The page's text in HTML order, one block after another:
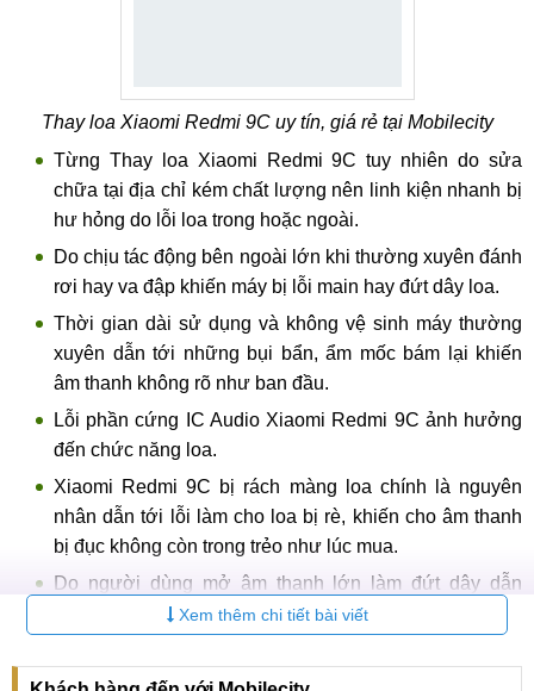
Thay loa Xiaomi Redmi 9C uy tín, giá rẻ tại Mobilecity
Từng Thay loa Xiaomi Redmi 9C tuy nhiên do sửa
chữa tại địa chỉ kém chất lượng nên linh kiện nhanh bị
hư hỏng do lỗi loa trong hoặc ngoài.
Do chịu tác động bên ngoài lớn khi thường xuyên đánh
rơi hay va đập khiến máy bị lỗi main hay đứt dây loa.
Thời gian dài sử dụng và không vệ sinh máy thường
xuyên dẫn tới những bụi bẩn, ẩm mốc bám lại khiến
âm thanh không rõ như ban đầu.
Lỗi phần cứng IC Audio Xiaomi Redmi 9C ảnh hưởng
đến chức năng loa.
Xiaomi Redmi 9C bị rách màng loa chính là nguyên
nhân dẫn tới lỗi làm cho loa bị rè, khiến cho âm thanh
bị đục không còn trong trẻo như lúc mua.
Do người dùng mở âm thanh lớn làm đứt dây dẫn
động, ngay lúc này bạn nên tìm cho mình một địa chỉ
Trung tâm Mobilecity có nhiều năm kinh nghiệm được nhiều
Xem thêm chi tiết bài viết